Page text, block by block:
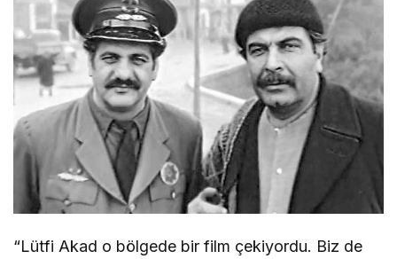
“Lütfi Akad o bölgede bir film çekiyordu. Biz de